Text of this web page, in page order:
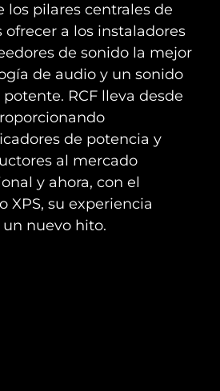
los pilares centrales de
ofrecer a los instaladores
de sonido la mejor
de audio y un sonido
RCF lleva desde
de potencia y
al mercado
y ahora, con el
XPS, su experiencia
nuevo hito.